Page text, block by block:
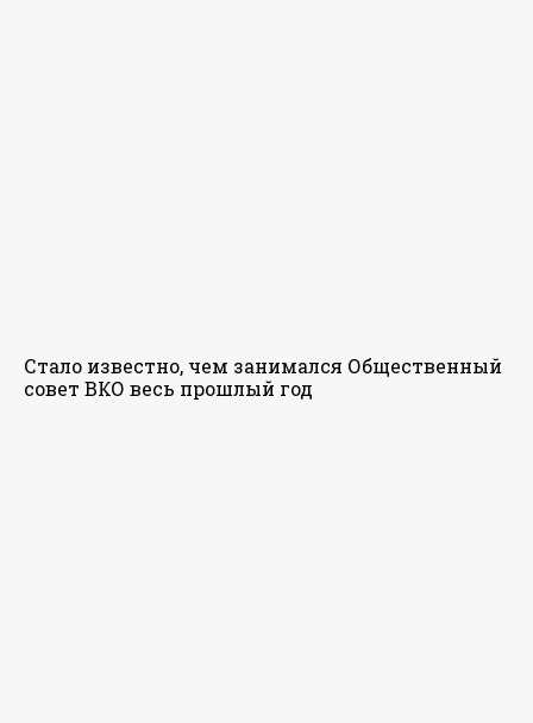
Стало известно, чем занимался Общественный
совет ВКО весь прошлый год